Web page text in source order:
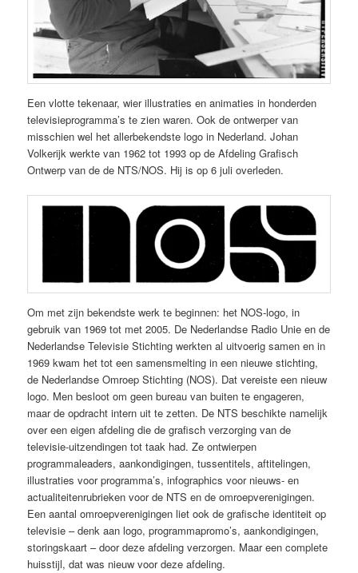
Een vlotte tekenaar, wier illustraties en animaties in honderden
televisieprogramma’s te zien waren. Ook de ontwerper van
misschien wel het allerbekendste logo in Nederland. Johan
Volkerijk werkte van 1962 tot 1993 op de Afdeling Grafisch
Ontwerp van de de NTS/NOS. Hij is op 6 juli overleden.
Om met zijn bekendste werk te beginnen: het NOS-logo, in
gebruik van 1969 tot met 2005. De Nederlandse Radio Unie en de
Nederlandse Televisie Stichting werkten al uitvoerig samen en in
1969 kwam het tot een samensmelting in een nieuwe stichting,
de Nederlandse Omroep Stichting (NOS). Dat vereiste een nieuw
logo. Men besloot om geen bureau van buiten te engageren,
maar de opdracht intern uit te zetten. De NTS beschikte namelijk
over een eigen afdeling die de grafisch verzorging van de
televisie-uitzendingen tot taak had. Ze ontwierpen
programmaleaders, aankondigingen, tussentitels, aftitelingen,
illustraties voor programma’s, infographics voor nieuws- en
actualiteitenrubrieken voor de NTS en de omroepverenigingen.
Een aantal omroepverenigingen liet ook de grafische identiteit op
televisie – denk aan logo, programmapromo’s, aankondigingen,
storingskaart – door deze afdeling verzorgen. Maar een complete
huisstijl, dat was nieuw voor deze afdeling.